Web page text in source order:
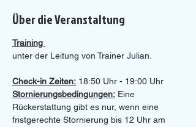
Über die Veranstaltung
Training
unter der Leitung von Trainer Julian.
Check-in Zeiten: 18:50 Uhr - 19:00 Uhr
Stornierungsbedingungen: Eine
Rückerstattung gibt es nur, wenn eine
fristgerechte Stornierung bis 12 Uhr am